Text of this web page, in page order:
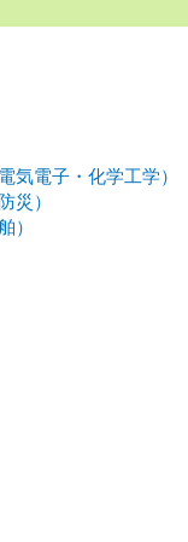
気電子・化学工学）
災）
）